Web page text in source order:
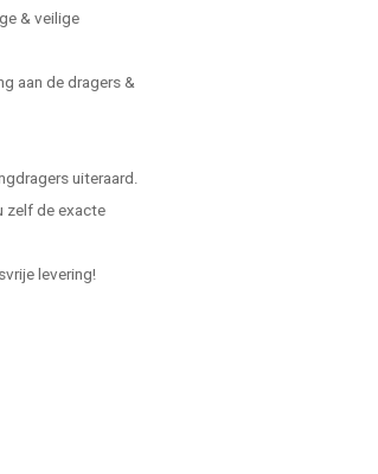
& veilige
aan de dragers &
uiteraard.
zelf de exacte
levering!